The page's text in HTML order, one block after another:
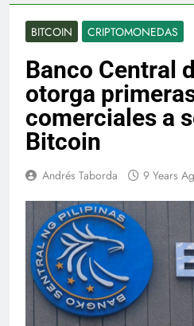
BITCOIN CRIPTOMONEDAS
Banco Central
otorga
comerciales a
Bitcoin
Andrés Taborda 9 Years